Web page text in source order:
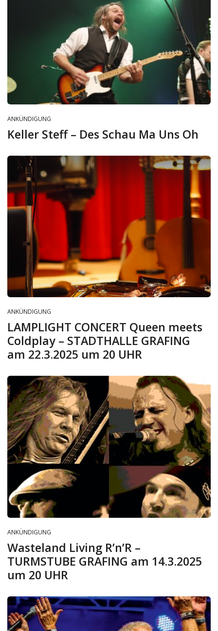
ANKÜNDIGUNG
Keller Steff – Des Schau Ma Uns Oh
ANKÜNDIGUNG
LAMPLIGHT CONCERT Queen meets
Coldplay – STADTHALLE GRAFING
am 22.3.2025 um 20 UHR
ANKÜNDIGUNG
Wasteland Living R’n’R –
TURMSTUBE GRAFING am 14.3.2025
um 20 UHR